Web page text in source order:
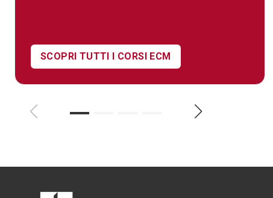
SCOPRI TUTTI I CORSI ECM